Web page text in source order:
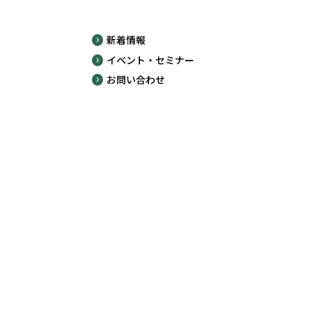
新着情報
イベント・セミナー
お問い合わせ